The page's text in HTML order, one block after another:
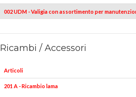
002 UDM - Valigia con assortimento per
Ricambi / Accessori
Articoli
201 A - Ricambio lama